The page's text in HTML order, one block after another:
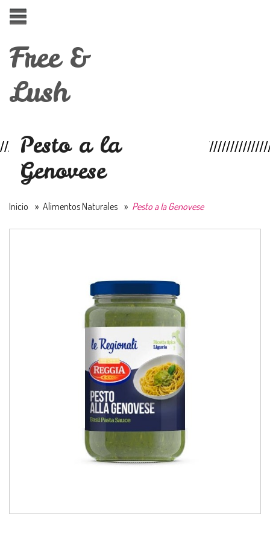
Free &
Lush
Pesto a la
Genovese
Inicio » Alimentos Naturales » Pesto a la Genovese